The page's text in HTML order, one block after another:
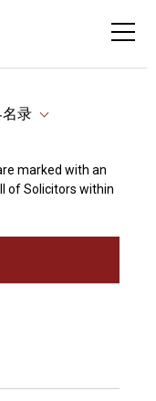
录
marked with an
of Solicitors within